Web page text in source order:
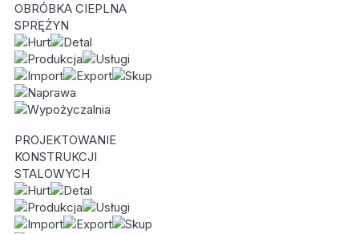
OBRÓBKA CIEPLNA
SPRĘŻYN
PROJEKTOWANIE
KONSTRUKCJI
STALOWYCH